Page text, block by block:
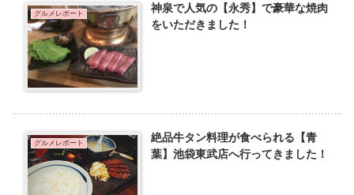
グルメレポート
神泉で人気の【永秀】で豪華な焼肉
をいただきました！
グルメレポート
絶品牛タン料理が食べられる【青
葉】池袋東武店へ行ってきました！